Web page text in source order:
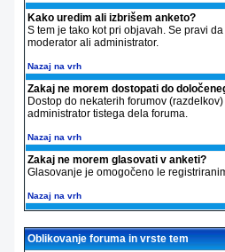
Kako uredim ali izbrišem anketo?
S tem je tako kot pri objavah. Se pravi
moderator ali administrator.
Nazaj na vrh
Zakaj ne morem dostopati do
Dostop do nekaterih forumov
administrator tistega dela foruma.
Nazaj na vrh
Zakaj ne morem glasovati v anketi?
Glasovanje je omogočeno le
Nazaj na vrh
Oblikovanje foruma in vrste tem